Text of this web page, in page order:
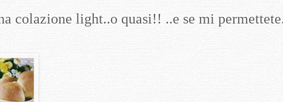
colazione light..o quasi!! ..e se mi